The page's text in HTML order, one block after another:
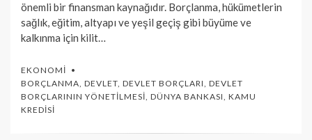
önemli bir finansman kaynağıdır. Borçlanma, hükümetlerin
sağlık, eğitim, altyapı ve yeşil geçiş gibi büyüme ve
kalkınma için kilit…
EKONOMI
BORÇLANMA, DEVLET, DEVLET BORÇLARI, DEVLET
BORÇLARININ YÖNETILMESI, DÜNYA BANKASI, KAMU
KREDISI